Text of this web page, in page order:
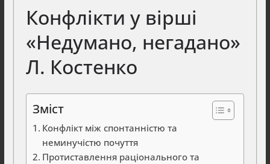
Конфлікти у вірші
«Недумано, негадано»
Л. Костенко
Зміст
Конфлікт між спонтанністю та
неминучістю почуття
Протиставлення раціонального та